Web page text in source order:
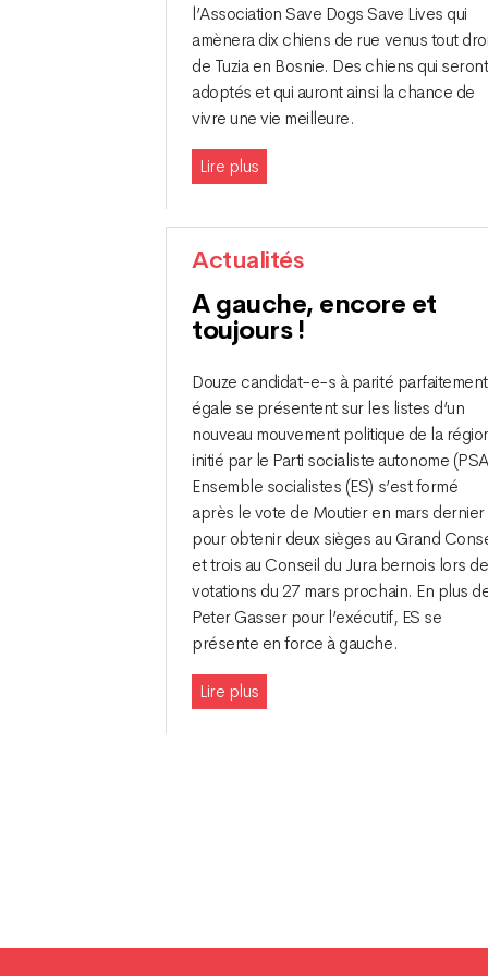
l’Association Save Dogs Save Lives qui
amènera dix chiens de rue venus tout
de Tuzia en Bosnie. Des chiens qui seront
adoptés et qui auront ainsi la chance de
vivre une vie meilleure.
Lire plus
Actualités
A gauche, encore et
toujours !
Douze candidat-e-s à parité parfaitement
égale se présentent sur les listes d’un
nouveau mouvement politique de la
initié par le Parti socialiste autonome
Ensemble socialistes (ES) s’est formé
après le vote de Moutier en mars dernier
pour obtenir deux sièges au Grand
et trois au Conseil du Jura bernois lors
votations du 27 mars prochain. En plus
Peter Gasser pour l’exécutif, ES se
présente en force à gauche.
Lire plus